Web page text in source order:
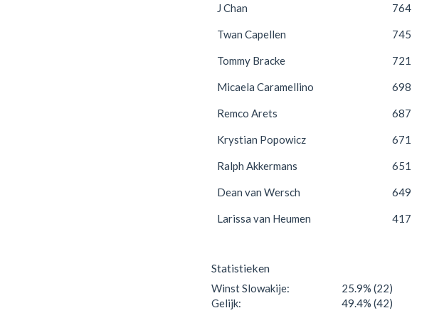
J Chan 764
Twan Capellen 745
Tommy Bracke 721
Micaela Caramellino 698
Remco Arets 687
Krystian Popowicz 671
Ralph Akkermans 651
Dean van Wersch 649
Larissa van Heumen 417
Statistieken
Winst Slowakije:
25.9% (22)
Gelijk:
49.4% (42)